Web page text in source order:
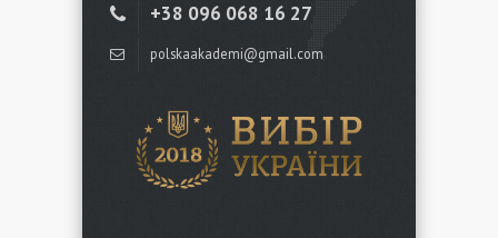
+38 096 068 16 27
polskaakademi@gmail.com